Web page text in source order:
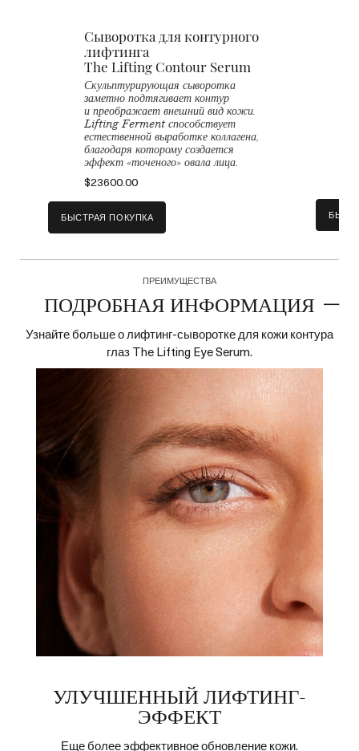
Сыворотка для контурного
лифтинга
The Lifting Contour Serum
Скульптурирующая сыворотка
заметно подтягивает контур
и преображает внешний вид кожи.
Lifting Ferment способствует
естественной выработке коллагена,
благодаря которому создается
эффект «точеного» овала лица.
$23600.00
БЫСТРАЯ ПОКУПКА
Интенсивный бальзам для
кожи контура глаз
The Eye Balm Intense
впитывающийся бальзам борется
с отечностью и разглаживает кожу
БЫСТРАЯ ПОКУПКА
ПРЕИМУЩЕСТВА
ПОДРОБНАЯ ИНФОРМАЦИЯ
Узнайте больше о лифтинг-сыворотке для кожи контура
глаз The Lifting Eye Serum.
УЛУЧШЕННЫЙ ЛИФТИНГ-
ЭФФЕКТ
Еще более эффективное обновление кожи.